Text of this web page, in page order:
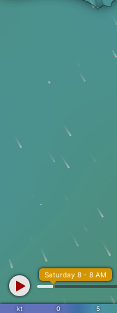
kt 0 5
Saturday 8 - 8 AM